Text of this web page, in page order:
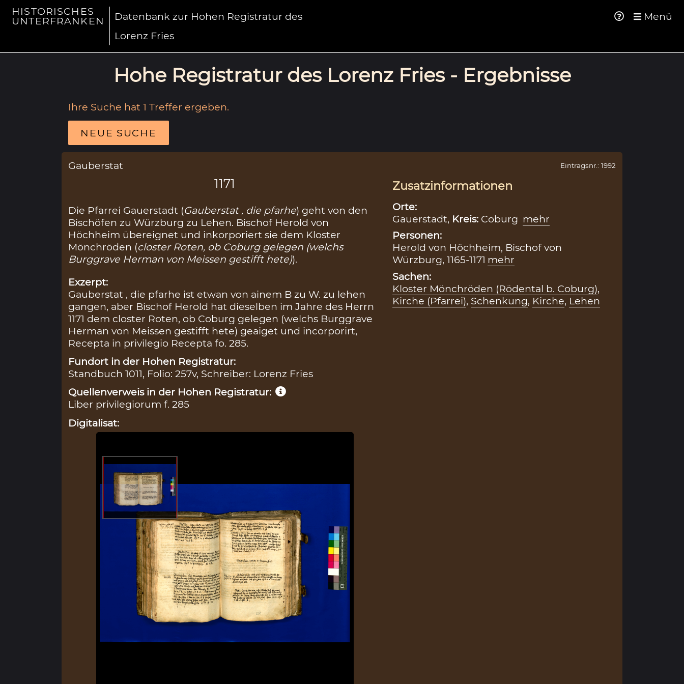
HISTORISCHES
UNTERFRANKEN
Datenbank zur Hohen Registratur des
Lorenz Fries
Menü
Hohe Registratur des Lorenz Fries - Ergebnisse
Ihre Suche hat 1 Treffer ergeben.
NEUE SUCHE
Gauberstat
1171
Die Pfarrei Gauerstadt (Gauberstat , die pfarhe) geht von den
Bischöfen zu Würzburg zu Lehen. Bischof Herold von
Höchheim übereignet und inkorporiert sie dem Kloster
Mönchröden (closter Roten, ob Coburg gelegen (welchs
Burggrave Herman von Meissen gestifft hete)).
Exzerpt:
Gauberstat , die pfarhe ist etwan von ainem B zu W. zu lehen
gangen, aber Bischof Herold hat dieselben im Jahre des Herrn
1171 dem closter Roten, ob Coburg gelegen (welchs Burggrave
Herman von Meissen gestifft hete) geaiget und incorporirt,
Recepta in privilegio Recepta fo. 285.
Fundort in der Hohen Registratur:
Standbuch 1011, Folio: 257v, Schreiber: Lorenz Fries
Quellenverweis in der Hohen Registratur:
Liber privilegiorum f. 285
Digitalisat:
Eintragsnr.: 1992
Zusatzinformationen
Orte:
Gauerstadt, Kreis: Coburg mehr
Personen:
Herold von Höchheim, Bischof von
Würzburg, 1165-1171 mehr
Sachen:
Kloster Mönchröden (Rödental b. Coburg),
Kirche (Pfarrei), Schenkung, Kirche, Lehen